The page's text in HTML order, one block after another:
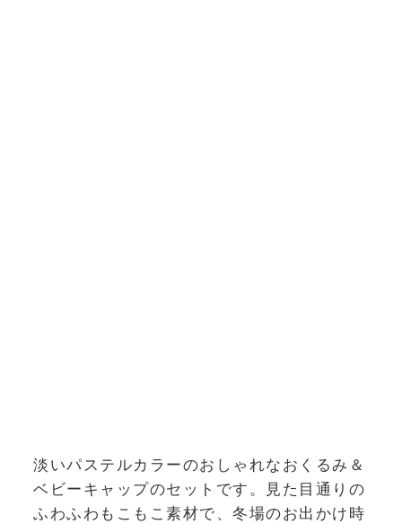
淡いパステルカラーのおしゃれなおくるみ＆
ベビーキャップのセットです。見た目通りの
ふわふわもこもこ素材で、冬場のお出かけ時